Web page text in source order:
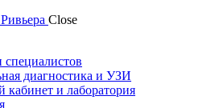
Close
специалистов
диагностика и УЗИ
и лаборатория